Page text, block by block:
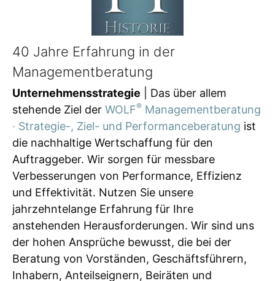
40 Jahre Erfahrung in der
Managementberatung
Unternehmensstrategie | Das über allem
stehende Ziel der WOLF® Managementberatung
‧ Strategie-, Ziel- und Performanceberatung ist
die nachhaltige Wertschaffung für den
Auftraggeber. Wir sorgen für messbare
Verbesserungen von Performance, Effizienz
und Effektivität. Nutzen Sie unsere
jahrzehntelange Erfahrung für Ihre
anstehenden Herausforderungen. Wir sind uns
der hohen Ansprüche bewusst, die bei der
Beratung von Vorständen, Geschäftsführern,
Inhabern, Anteilseignern, Beiräten und